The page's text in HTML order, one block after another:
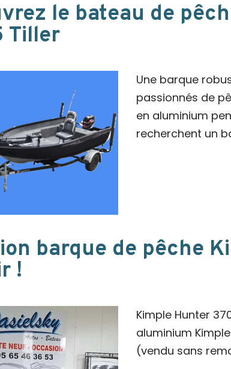
le bateau de
Tiller
Une barque
passionnés de
en aluminium
recherchent un
barque de pêche
!
Kimple Hunter
aluminium
(vendu sans